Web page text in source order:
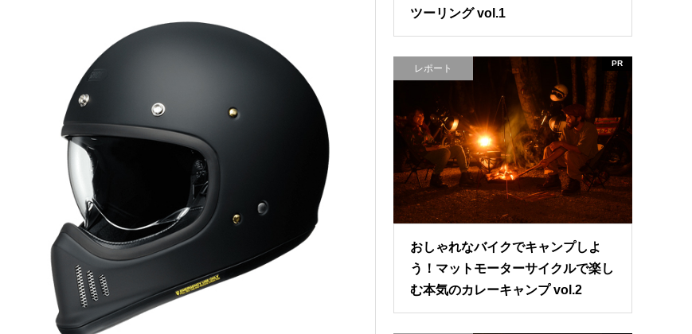
ツーリング vol.1
レポート PR
おしゃれなバイクでキャンプしよ
う！マットモーターサイクルで楽し
む本気のカレーキャンプ vol.2